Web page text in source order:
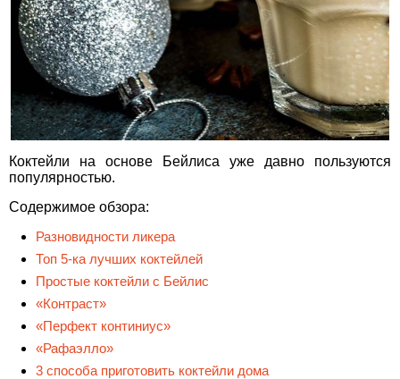
Коктейли на основе Бейлиса уже давно пользуются
популярностью.
Содержимое обзора:
Разновидности ликера
Топ 5-ка лучших коктейлей
Простые коктейли с Бейлис
«Контраст»
«Перфект континиус»
«Рафаэлло»
3 способа приготовить коктейли дома